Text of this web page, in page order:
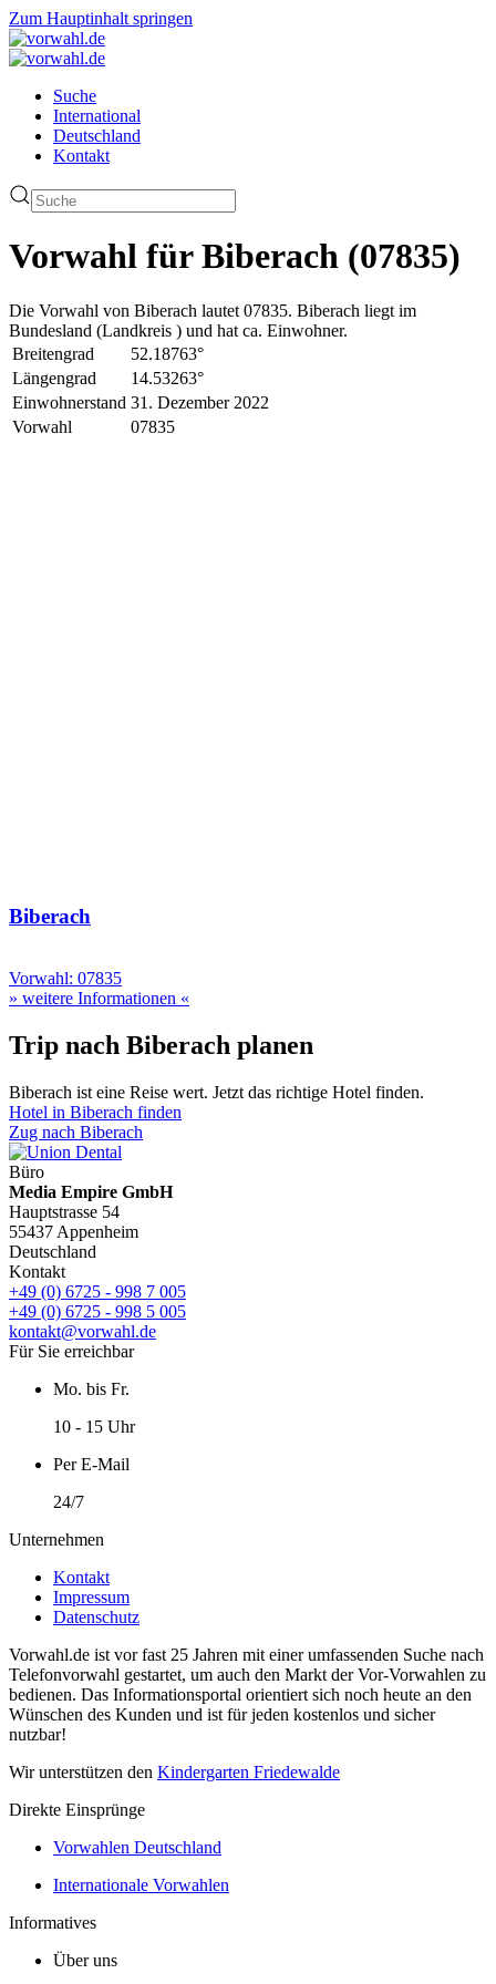
Zum Hauptinhalt springen
Suche
International
Deutschland
Kontakt
Vorwahl für Biberach (07835)
Die Vorwahl von Biberach lautet 07835. Biberach liegt im
Bundesland (Landkreis ) und hat ca. Einwohner.
Breitengrad
52.18763°
Längengrad
14.53263°
Einwohnerstand 31. Dezember 2022
Vorwahl
07835
Biberach
Vorwahl: 07835
» weitere Informationen «
Trip nach Biberach planen
Biberach ist eine Reise wert. Jetzt das richtige Hotel finden.
Hotel in Biberach finden
Zug nach Biberach
Büro
Media Empire GmbH
Hauptstrasse 54
55437 Appenheim
Deutschland
Kontakt
+49 (0) 6725 - 998 7 005
+49 (0) 6725 - 998 5 005
kontakt@vorwahl.de
Für Sie erreichbar
Mo. bis Fr.
10 - 15 Uhr
Per E-Mail
24/7
Unternehmen
Kontakt
Impressum
Datenschutz
Vorwahl.de ist vor fast 25 Jahren mit einer umfassenden Suche nach
Telefonvorwahl gestartet, um auch den Markt der Vor-Vorwahlen zu
bedienen. Das Informationsportal orientiert sich noch heute an den
Wünschen des Kunden und ist für jeden kostenlos und sicher
nutzbar!
Wir unterstützen den Kindergarten Friedewalde
Direkte Einsprünge
Vorwahlen Deutschland
Internationale Vorwahlen
Informatives
Über uns